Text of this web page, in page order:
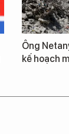
Ông
kế hoạch